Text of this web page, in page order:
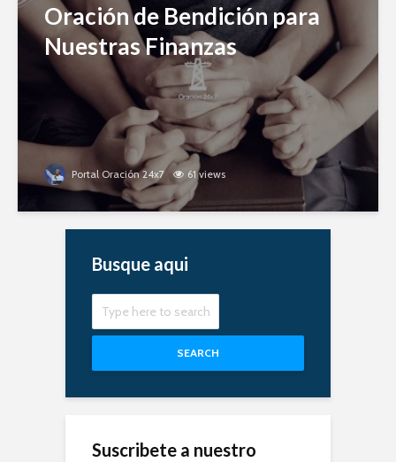
Oración de Bendición para
Nuestras Finanzas
Portal Oración 24x7 61 views
Busque aqui
SEARCH
Suscribete a nuestro